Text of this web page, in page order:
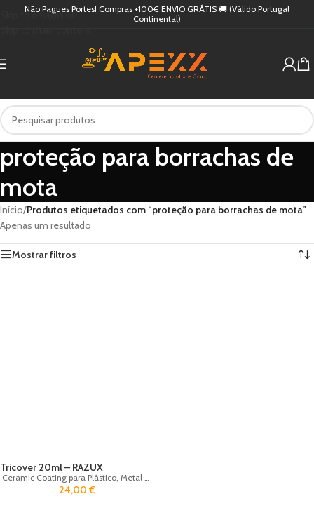
Skip to navigation
Não Pagues Portes! Compras +100€ ENVIO GRÁTIS 🚚 (Válido Portugal
Continental)
proteção para borrachas de
mota
Início/Produtos etiquetados com “proteção para borrachas de mota”
Apenas um resultado
Mostrar filtros
Tricover 20ml – RAZUX
Ceramic Coating para Plástico, Metal e Borracha
24,00€